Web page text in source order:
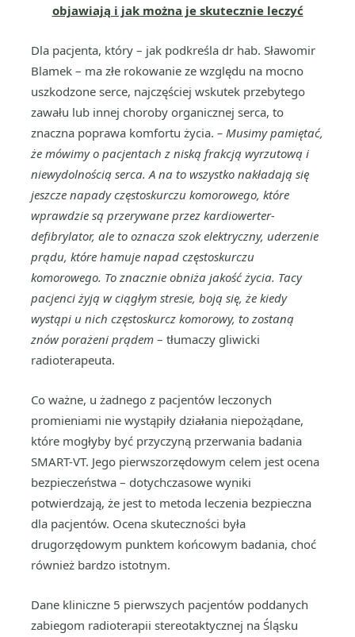
objawiają i jak można je skutecznie leczyć
Dla pacjenta, który – jak podkreśla dr hab. Sławomir
Blamek – ma złe rokowanie ze względu na mocno
uszkodzone serce, najczęściej wskutek przebytego
zawału lub innej choroby organicznej serca, to
znaczna poprawa komfortu życia. – Musimy pamiętać,
że mówimy o pacjentach z niską frakcją wyrzutową i
niewydolnością serca. A na to wszystko nakładają się
jeszcze napady częstoskurczu komorowego, które
wprawdzie są przerywane przez kardiowerter-
defibrylator, ale to oznacza szok elektryczny, uderzenie
prądu, które hamuje napad częstoskurczu
komorowego. To znacznie obniża jakość życia. Tacy
pacjenci żyją w ciągłym stresie, boją się, że kiedy
wystąpi u nich częstoskurcz komorowy, to zostaną
znów porażeni prądem – tłumaczy gliwicki
radioterapeuta.
Co ważne, u żadnego z pacjentów leczonych
promieniami nie wystąpiły działania niepożądane,
które mogłyby być przyczyną przerwania badania
SMART-VT. Jego pierwszorzędowym celem jest ocena
bezpieczeństwa – dotychczasowe wyniki
potwierdzają, że jest to metoda leczenia bezpieczna
dla pacjentów. Ocena skuteczności była
drugorzędowym punktem końcowym badania, choć
również bardzo istotnym.
Dane kliniczne 5 pierwszych pacjentów poddanych
zabiegom radioterapii stereotaktycznej na Śląsku